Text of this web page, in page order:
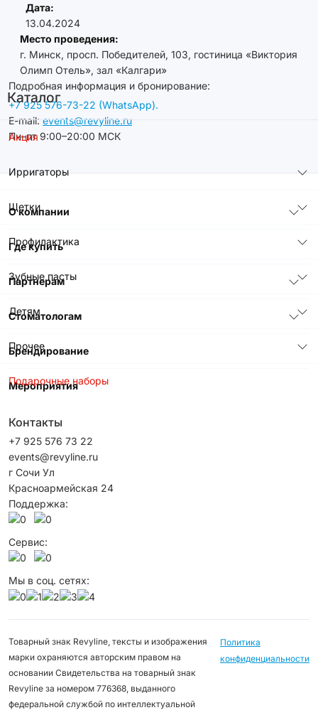
Каталог
Акция
Ирригаторы
Щетки
Профилактика
Зубные пасты
Детям
Прочее
Подарочные наборы
Дата:
13.04.2024
Место проведения:
г. Минск, просп. Победителей, 103, гостиница «Виктория
Олимп Отель», зал «Калгари»
Подробная информация и бронирование:
+7 925 576-73-22 (WhatsApp).
E-mail: events@revyline.ru
Пн–пт 9:00–20:00 МСК
О компании
Где купить
Партнерам
Стоматологам
Брендирование
Мероприятия
Контакты
+7 925 576 73 22
events@revyline.ru
г Сочи Ул
Красноармейская 24
Поддержка:
Сервис:
Мы в соц. сетях:
Товарный знак Revyline, тексты и изображения
марки охраняются авторским правом на
основании Свидетельства на товарный знак
Revyline за номером 776368, выданного
федеральной службой по интеллектуальной
Политика
конфиденциальности